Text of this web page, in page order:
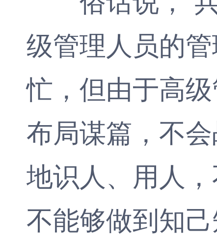
级管理人员的
忙，但由于高
布局谋篇，不
地识人、用人
不能够做到知